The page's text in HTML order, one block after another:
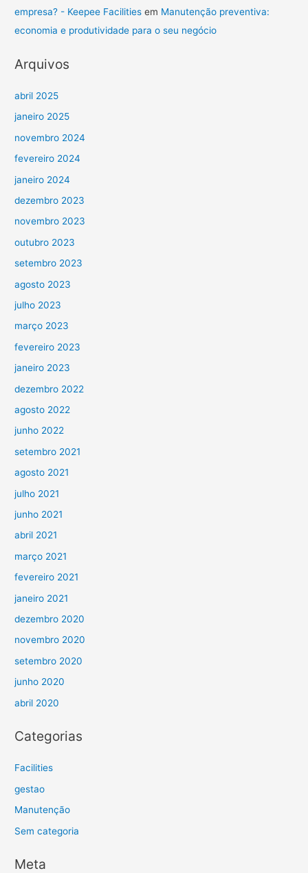
empresa? - Keepee Facilities em Manutenção preventiva:
economia e produtividade para o seu negócio
Arquivos
abril 2025
janeiro 2025
novembro 2024
fevereiro 2024
janeiro 2024
dezembro 2023
novembro 2023
outubro 2023
setembro 2023
agosto 2023
julho 2023
março 2023
fevereiro 2023
janeiro 2023
dezembro 2022
agosto 2022
junho 2022
setembro 2021
agosto 2021
julho 2021
junho 2021
abril 2021
março 2021
fevereiro 2021
janeiro 2021
dezembro 2020
novembro 2020
setembro 2020
junho 2020
abril 2020
Categorias
Facilities
gestao
Manutenção
Sem categoria
Meta